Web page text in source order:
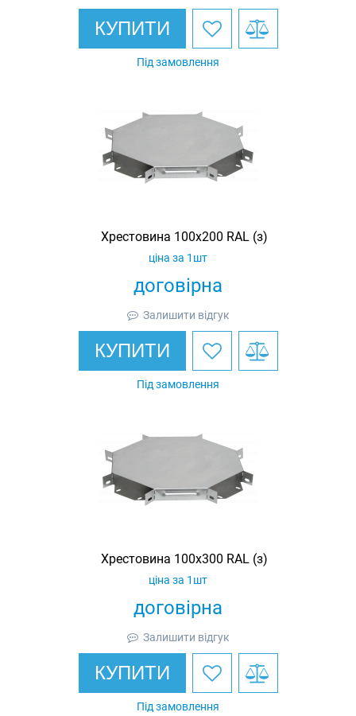
КУПИТИ
Під замовлення
Хрестовина 100х200 RAL (з)
договірна
ціна за 1шт
Залишити відгук
КУПИТИ
Під замовлення
Хрестовина 100х300 RAL (з)
договірна
ціна за 1шт
Залишити відгук
КУПИТИ
Під замовлення